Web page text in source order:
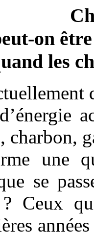
on
les
charbon,
une
se
Ceux